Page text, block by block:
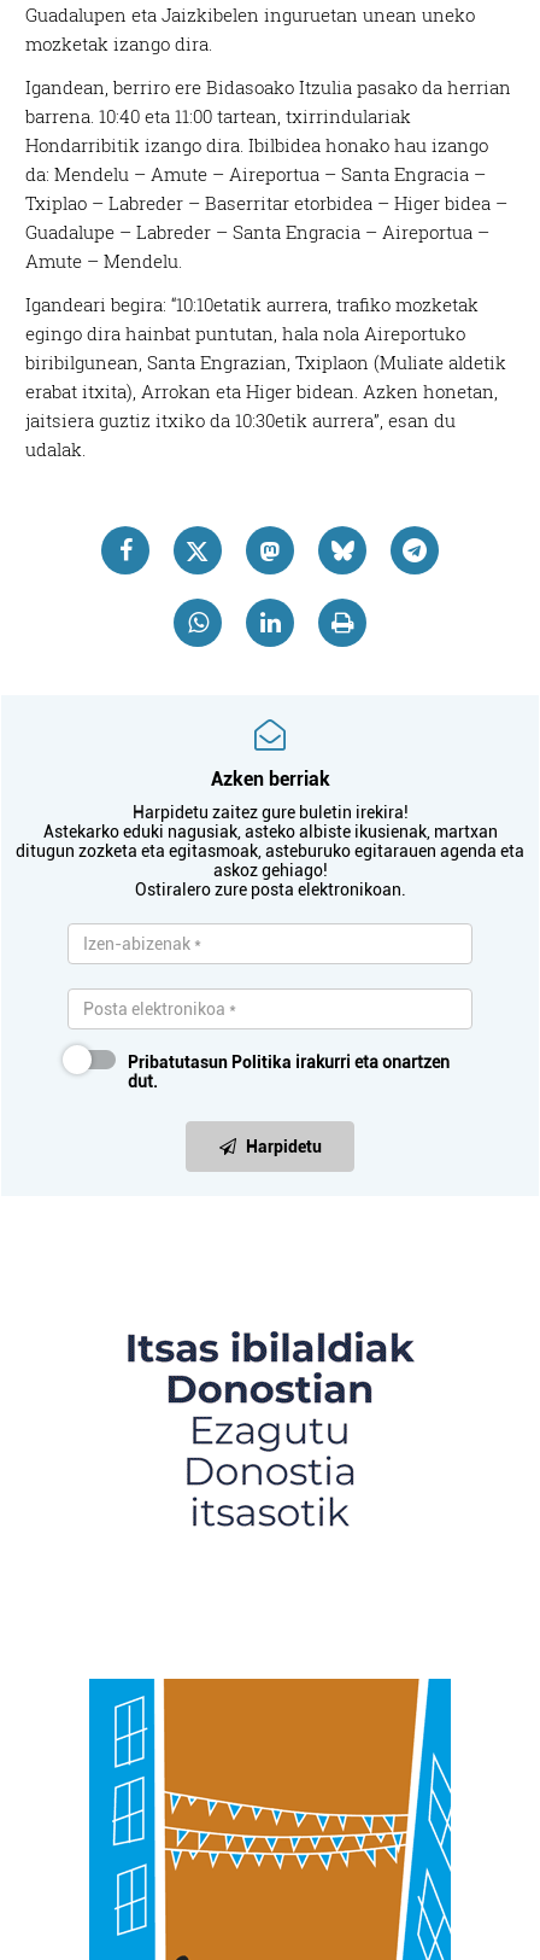
Guadalupen eta Jaizkibelen inguruetan unean uneko
mozketak izango dira.
Igandean, berriro ere Bidasoako Itzulia pasako da herrian
barrena. 10:40 eta 11:00 tartean, txirrindulariak
Hondarribitik izango dira. Ibilbidea honako hau izango
da: Mendelu – Amute – Aireportua – Santa Engracia –
Txiplao – Labreder – Baserritar etorbidea – Higer bidea –
Guadalupe – Labreder – Santa Engracia – Aireportua –
Amute – Mendelu.
Igandeari begira: “10:10etatik aurrera, trafiko mozketak
egingo dira hainbat puntutan, hala nola Aireportuko
biribilgunean, Santa Engrazian, Txiplaon (Muliate aldetik
erabat itxita), Arrokan eta Higer bidean. Azken honetan,
jaitsiera guztiz itxiko da 10:30etik aurrera”, esan du
udalak.
Azken berriak
Harpidetu zaitez gure buletin irekira!
Astekarko eduki nagusiak, asteko albiste ikusienak, martxan
ditugun zozketa eta egitasmoak, asteburuko egitarauen agenda eta
askoz gehiago!
Ostiralero zure posta elektronikoan.
Pribatutasun Politika irakurri eta onartzen
dut.
Harpidetu